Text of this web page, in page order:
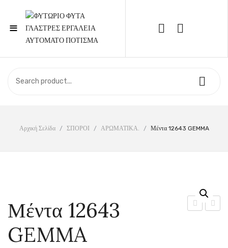
≡
Call Support: 210 6857844
ΣΧΕΤΙΚΆ ΜΕ ΕΜΆΣ
Αρχική Σελίδα / ΣΠΟΡΟΙ / ΑΡΩΜΑΤΙΚΑ. / Μέντα 12643 GEMMA
Μέντα 12643
GEMMA